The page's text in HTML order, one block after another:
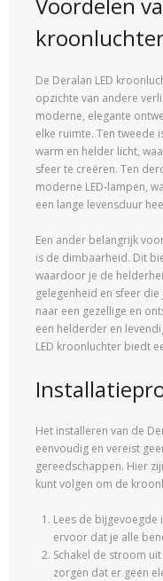
Voordelen
De Deralan LED
opzichte van andere
moderne, elegante
elke ruimte. Ten tweede
warm en helder licht,
sfeer te creëren. Ten
moderne LED-lampen,
een lange levensduur
Een ander belangrijk
is de dimbaarheid. Dit
waardoor je de
gelegenheid en sfeer
naar een gezellige en
een helderder en
LED kroonluchter biedt
Het installeren van de
eenvoudig en vereist
gereedschappen. Hier
kunt volgen om de
Lees de
ervoor dat je alle
Schakel de stroom
zorgen dat er geen